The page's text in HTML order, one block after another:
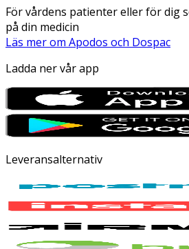
För vårdens patienter eller för dig
på din medicin
Läs mer om Apodos och Dospac
Ladda ner vår app
Leveransalternativ